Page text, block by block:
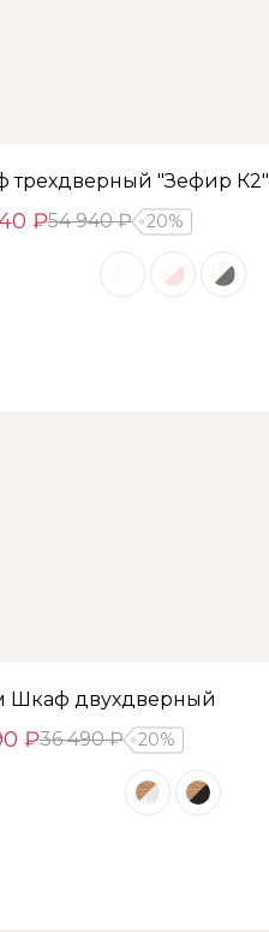
трехдверный "Зефир К2"
₽54 940 ₽ 20%
Шкаф двухдверный
₽36 490 ₽ 20%